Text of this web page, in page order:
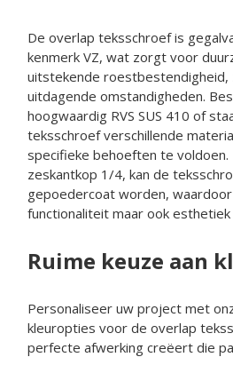
De overlap teksschroef is
kenmerk VZ, wat zorgt voor
uitstekende roestbestendigheid,
uitdagende omstandigheden.
hoogwaardig RVS SUS 410 of
teksschroef verschillende
specifieke behoeften te
zeskantkop 1/4, kan de
gepoedercoat worden,
functionaliteit maar ook
Ruime keuze aan
Personaliseer uw project met
kleuropties voor de overlap
perfecte afwerking creëert die